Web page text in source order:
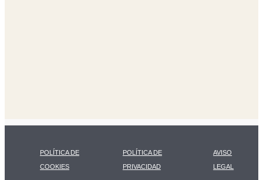
POLÍTICA DE
COOKIES
POLÍTICA DE
PRIVACIDAD
AVISO
LEGAL